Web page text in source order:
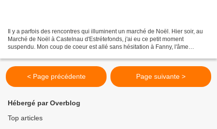
Il y a parfois des rencontres qui illuminent un marché de Noël. Hier soir, au
Marché de Noël à Castelnau d'Estrétefonds, j'ai eu ce petit moment
suspendu. Mon coup de coeur est allé sans hésitation à Fanny, l'âme
< Page précédente Page suivante >
Hébergé par Overblog
Top articles